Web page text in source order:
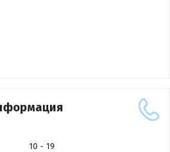
10 - 19